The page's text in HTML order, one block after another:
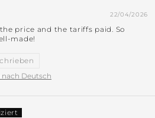
22/04/2026
price and the tariffs paid. So
made!
Deutsch